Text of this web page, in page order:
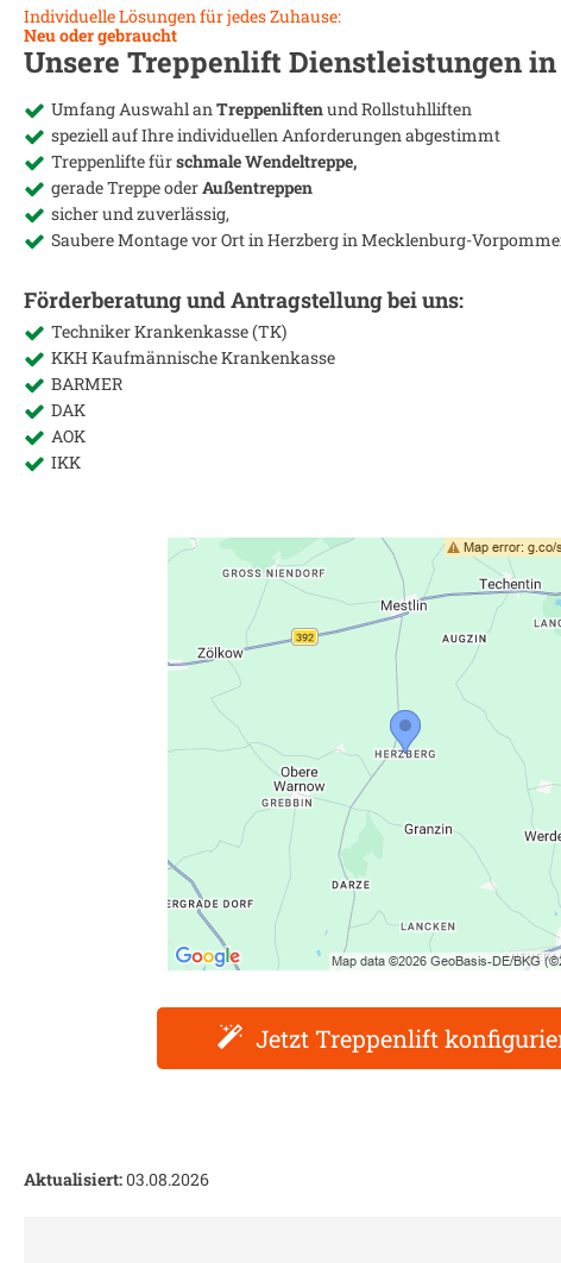
Individuelle Lösungen für jedes Zuhause:
Neu oder gebraucht
Unsere Treppenlift Dienstleistungen in
Umfang Auswahl an Treppenliftenund Rollstuhlliften
speziell auf Ihre individuellen Anforderungen abgestimmt
Treppenlifte fürschmale Wendeltreppe,
gerade Treppe oderAußentreppen
sicher und zuverlässig,
Saubere Montage vor Ort in Herzberg in Mecklenburg-
Förderberatung und Antragstellung bei uns:
Techniker Krankenkasse (TK)
KKH Kaufmännische Krankenkasse
BARMER
DAK
AOK
IKK
Jetzt Treppenlift
Aktualisiert:03.08.2026